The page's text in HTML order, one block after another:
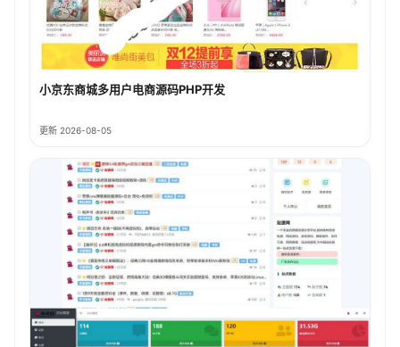
小京东商城多用户电商源码PHP开发
更新 2026-08-05